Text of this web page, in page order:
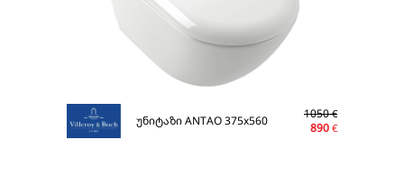
უნიტაზი ANTAO 375x560 1050€
890 €